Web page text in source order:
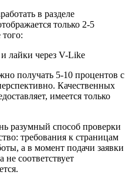
в разделе
только 2-5
получать 5-10 процентов с
Качественных
имеется только
разумный способ проверки
требования к страницам
а в момент подачи заявки
не соответствует